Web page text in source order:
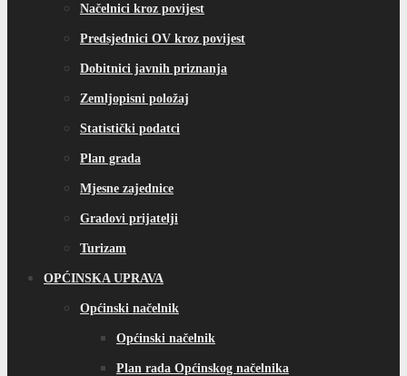
Načelnici kroz povijest
Predsjednici OV kroz povijest
Dobitnici javnih priznanja
Zemljopisni položaj
Statistički podatci
Plan grada
Mjesne zajednice
Gradovi prijatelji
Turizam
OPĆINSKA UPRAVA
Općinski načelnik
Općinski načelnik
Plan rada Općinskog načelnika